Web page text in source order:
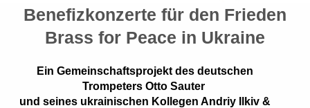
Benefizkonzerte für den Frieden
Brass for Peace in Ukraine
Ein Gemeinschaftsprojekt des deutschen
Trompeters Otto Sauter
und seines ukrainischen Kollegen Andriy Ilkiv &